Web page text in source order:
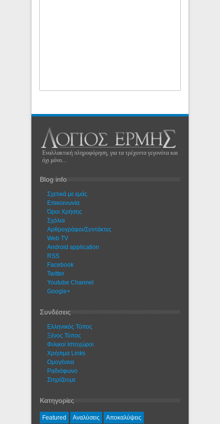
Εναλλακτική πληροφόρηση, για τα τρέχοντα γεγονότα και
όχι μόνο...
Blog info
Σχετικά με εμάς
Eπικοινωνία
Όροι Χρήσης
Σχόλια
Αρθρογράφοι/Συντάκτες
Web TV
Android application
RSS
Facebook
Twitter
Youtube Channel
Google+
Συνδέσεις
Ελληνικός Τύπος
Ξένος Τύπος
Φιλικοί Ιστοχώροι
Χρήσιμα Links
Ομογένεια
Ραδιόφωνο
Στηρίζουμε
Κατηγορίες
Featured Αναλύσεις Αποκαλύψεις